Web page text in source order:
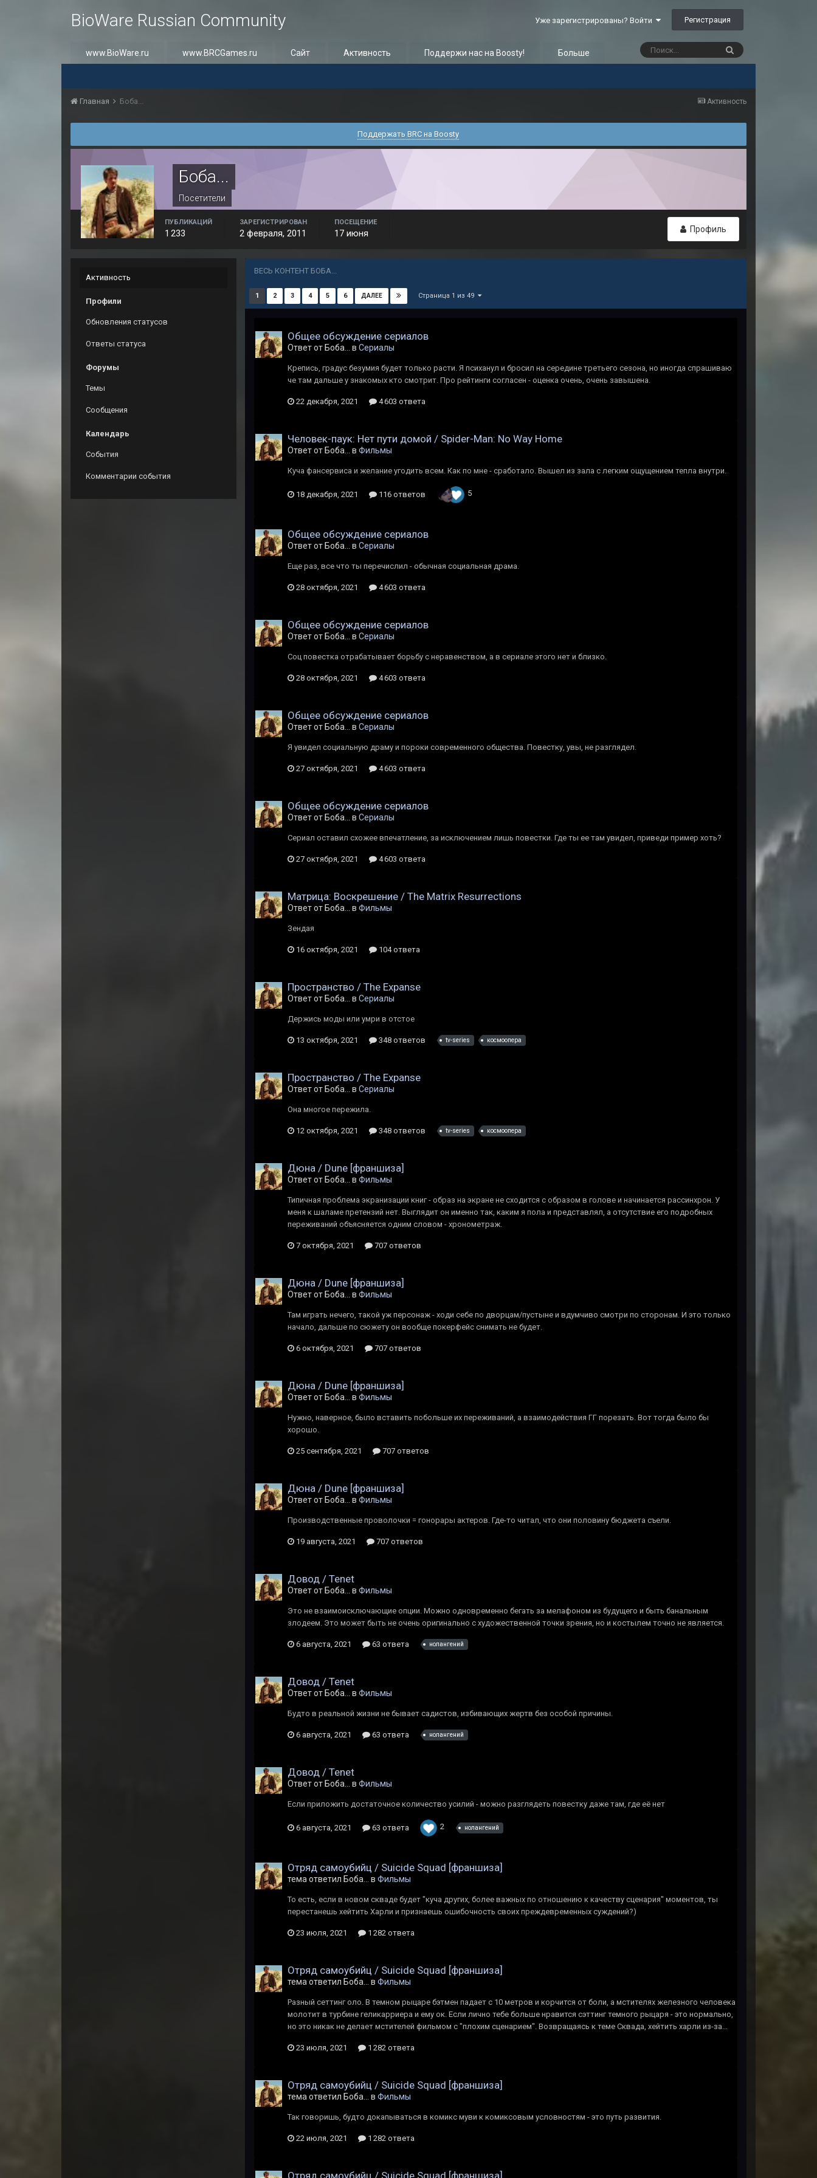
BioWare Russian Community Уже зарегистрированы? Войти Регистрация
www.BioWare.ru www.BRCGames.ru Сайт Активность Поддержи нас на Boosty! Больше
Активность
Главная Боба...
Поддержать BRC на Boosty
Боба...
Посетители
Профиль
ПУБЛИКАЦИЙ
1 233
ЗАРЕГИСТРИРОВАН
2 февраля, 2011
ПОСЕЩЕНИЕ
17 июня
Активность
Профили
Обновления статусов
Ответы статуса
Форумы
Темы
Сообщения
Календарь
События
Комментарии события
ВЕСЬ КОНТЕНТ БОБА...
1 2 3 4 5 6 ДАЛЕЕ Страница 1 из 49
Общее обсуждение сериалов
Ответ от Боба... в Сериалы
Крепись, градус безумия будет только расти. Я психанул и бросил на середине третьего сезона, но иногда спрашиваю
че там дальше у знакомых кто смотрит. Про рейтинги согласен - оценка очень, очень завышена.
22 декабря, 2021 4 603 ответа
Человек-паук: Нет пути домой / Spider-Man: No Way Home
Ответ от Боба... в Фильмы
Куча фансервиса и желание угодить всем. Как по мне - сработало. Вышел из зала с легким ощущением тепла внутри.
18 декабря, 2021 116 ответов 5
Общее обсуждение сериалов
Ответ от Боба... в Сериалы
Еще раз, все что ты перечислил - обычная социальная драма.
28 октября, 2021 4 603 ответа
Общее обсуждение сериалов
Ответ от Боба... в Сериалы
Соц повестка отрабатывает борьбу с неравенством, а в сериале этого нет и близко.
28 октября, 2021 4 603 ответа
Общее обсуждение сериалов
Ответ от Боба... в Сериалы
Я увидел социальную драму и пороки современного общества. Повестку, увы, не разглядел.
27 октября, 2021 4 603 ответа
Общее обсуждение сериалов
Ответ от Боба... в Сериалы
Сериал оставил схожее впечатление, за исключением лишь повестки. Где ты ее там увидел, приведи пример хоть?
27 октября, 2021 4 603 ответа
Матрица: Воскрешение / The Matrix Resurrections
Ответ от Боба... в Фильмы
Зендая
16 октября, 2021 104 ответа
Пространство / The Expanse
Ответ от Боба... в Сериалы
Держись моды или умри в отстое
13 октября, 2021 348 ответов tv-series космоопера
Пространство / The Expanse
Ответ от Боба... в Сериалы
Она многое пережила.
12 октября, 2021 348 ответов tv-series космоопера
Дюна / Dune [франшиза]
Ответ от Боба... в Фильмы
Типичная проблема экранизации книг - образ на экране не сходится с образом в голове и начинается рассинхрон. У
меня к шаламе претензий нет. Выглядит он именно так, каким я пола и представлял, а отсутствие его подробных
переживаний объясняется одним словом - хронометраж.
7 октября, 2021 707 ответов
Дюна / Dune [франшиза]
Ответ от Боба... в Фильмы
Там играть нечего, такой уж персонаж - ходи себе по дворцам/пустыне и вдумчиво смотри по сторонам. И это только
начало, дальше по сюжету он вообще покерфейс снимать не будет.
6 октября, 2021 707 ответов
Дюна / Dune [франшиза]
Ответ от Боба... в Фильмы
Нужно, наверное, было вставить побольше их переживаний, а взаимодействия ГГ порезать. Вот тогда было бы
хорошо.
25 сентября, 2021 707 ответов
Дюна / Dune [франшиза]
Ответ от Боба... в Фильмы
Производственные проволочки = гонорары актеров. Где-то читал, что они половину бюджета съели.
19 августа, 2021 707 ответов
Довод / Tenet
Ответ от Боба... в Фильмы
Это не взаимоисключающие опции. Можно одновременно бегать за мелафоном из будущего и быть банальным
злодеем. Это может быть не очень оригинально с художественной точки зрения, но и костылем точно не является.
6 августа, 2021 63 ответа нолангений
Довод / Tenet
Ответ от Боба... в Фильмы
Будто в реальной жизни не бывает садистов, избивающих жертв без особой причины.
6 августа, 2021 63 ответа нолангений
Довод / Tenet
Ответ от Боба... в Фильмы
Если приложить достаточное количество усилий - можно разглядеть повестку даже там, где её нет
6 августа, 2021 63 ответа 2 нолангений
Отряд самоубийц / Suicide Squad [франшиза]
тема ответил Боба... в Фильмы
То есть, если в новом скваде будет "куча других, более важных по отношению к качеству сценария" моментов, ты
перестанешь хейтить Харли и признаешь ошибочность своих преждевременных суждений?)
23 июля, 2021 1 282 ответа
Отряд самоубийц / Suicide Squad [франшиза]
тема ответил Боба... в Фильмы
Разный сеттинг оло. В темном рыцаре бэтмен падает с 10 метров и корчится от боли, а мстителях железного человека
молотит в турбине геликарриера и ему ок. Если лично тебе больше нравится сэттинг темного рыцаря - это нормально,
но это никак не делает мстителей фильмом с "плохим сценарием". Возвращаясь к теме Сквада, хейтить харли из-за...
23 июля, 2021 1 282 ответа
Отряд самоубийц / Suicide Squad [франшиза]
тема ответил Боба... в Фильмы
Так говоришь, будто докапываться в комикс муви к комиксовым условностям - это путь развития.
22 июля, 2021 1 282 ответа